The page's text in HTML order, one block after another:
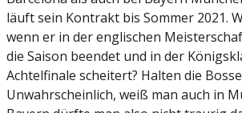
läuft sein Kontrakt bis Sommer 2021.
wenn er in der englischen
die Saison beendet und in der
Achtelfinale scheitert? Halten die
Unwahrscheinlich, weiß man auch in